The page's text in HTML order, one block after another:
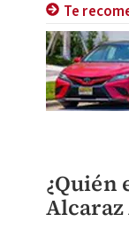
Te
¿Quién
Alcaraz